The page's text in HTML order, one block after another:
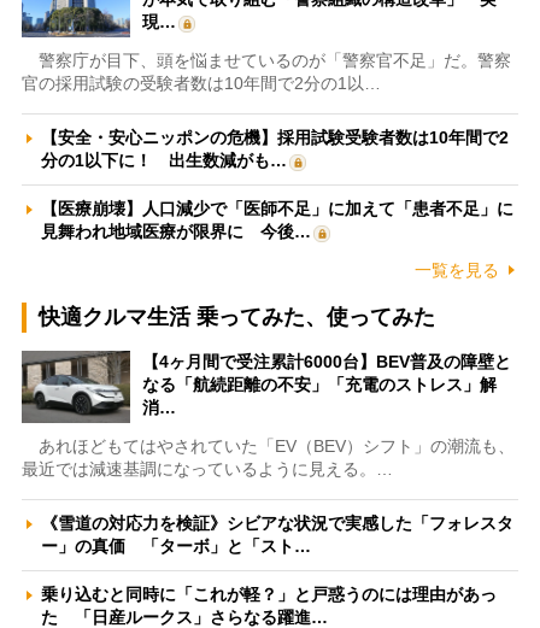
現…
警察庁が目下、頭を悩ませているのが「警察官不足」だ。警察
官の採用試験の受験者数は10年間で2分の1以…
【安全・安心ニッポンの危機】採用試験受験者数は10年間で2
分の1以下に！ 出生数減がも…
【医療崩壊】人口減少で「医師不足」に加えて「患者不足」に
見舞われ地域医療が限界に 今後…
一覧を見る
快適クルマ生活 乗ってみた、使ってみた
【4ヶ月間で受注累計6000台】BEV普及の障壁と
なる「航続距離の不安」「充電のストレス」解
消…
あれほどもてはやされていた「EV（BEV）シフト」の潮流も、
最近では減速基調になっているように見える。…
《雪道の対応力を検証》シビアな状況で実感した「フォレスタ
ー」の真価 「ターボ」と「スト…
乗り込むと同時に「これが軽？」と戸惑うのには理由があっ
た 「日産ルークス」さらなる躍進…